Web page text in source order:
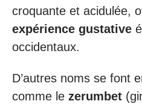
croquante et acidulée,
expérience gustative
occidentaux.
D’autres noms se font
comme le zerumbet